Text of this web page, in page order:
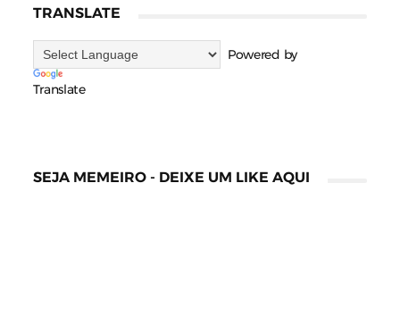
TRANSLATE
Powered by
Translate
SEJA MEMEIRO - DEIXE UM LIKE AQUI